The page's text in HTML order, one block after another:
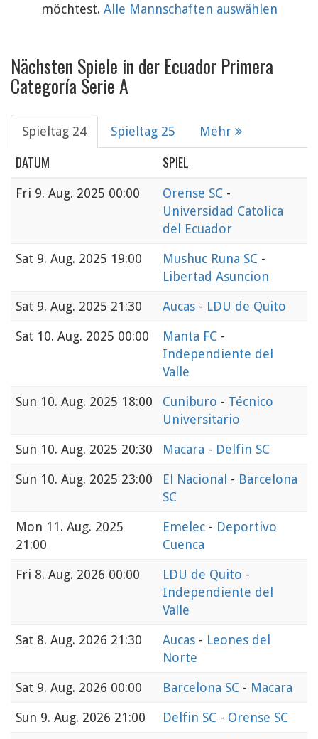
möchtest. Alle Mannschaften auswählen
Nächsten Spiele in der Ecuador Primera
Categoría Serie A
Spieltag 24 Spieltag 25 Mehr
DATUM SPIEL
Fri 9. Aug. 2025 00:00 Orense SC -
Universidad Catolica
del Ecuador
Sat 9. Aug. 2025 19:00 Mushuc Runa SC -
Libertad Asuncion
Sat 9. Aug. 2025 21:30 Aucas - LDU de Quito
Sat 10. Aug. 2025 00:00 Manta FC -
Independiente del
Valle
Sun 10. Aug. 2025 18:00 Cuniburo - Técnico
Universitario
Sun 10. Aug. 2025 20:30 Macara - Delfin SC
Sun 10. Aug. 2025 23:00 El Nacional - Barcelona
SC
Mon 11. Aug. 2025
21:00
Emelec - Deportivo
Cuenca
Fri 8. Aug. 2026 00:00 LDU de Quito -
Independiente del
Valle
Sat 8. Aug. 2026 21:30 Aucas - Leones del
Norte
Sat 9. Aug. 2026 00:00 Barcelona SC - Macara
Sun 9. Aug. 2026 21:00 Delfin SC - Orense SC